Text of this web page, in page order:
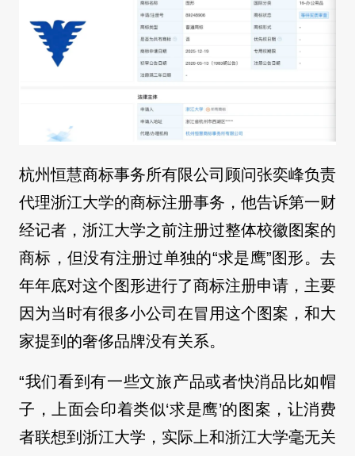
杭州恒慧商标事务所有限公司顾问张奕峰负责
代理浙江大学的商标注册事务，他告诉第一财
经记者，浙江大学之前注册过整体校徽图案的
商标，但没有注册过单独的“求是鹰”图形。去
年年底对这个图形进行了商标注册申请，主要
因为当时有很多小公司在冒用这个图案，和大
家提到的奢侈品牌没有关系。
“我们看到有一些文旅产品或者快消品比如帽
子，上面会印着类似‘求是鹰’的图案，让消费
者联想到浙江大学，实际上和浙江大学毫无关